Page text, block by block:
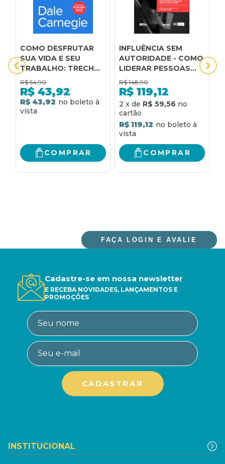
COMO DESFRUTAR
SUA VIDA E SEU
TRABALHO: TRECHOS
SELECIONADOS DE
COMO FAZER AMIGOS
E INFLUENCIAR
PESSOAS E COMO
R$ 54,90
R$ 43,92
R$ 43,92
COMPRAR
INFLUÊNCIA SEM
AUTORIDADE - COMO
LIDERAR PESSOAS
QUE NÃO SE
REPORTAM A VOCÊ -
COMO CONSTRUIR
RELACIONAMENTOS
EFETIVOS E CRIAR
ALIADOS. COMO
INFLUENCIAR CHEFES,
CLIENTES E OUTROS
PARCEIROS
R$ 148,90
R$ 119,12
2 x de R$ 59,56
R$ 119,12
COMPRAR
FAÇA LOGIN E AVALIE
Cadastre-se em nossa newsletter
E RECEBA NOVIDADES, LANÇAMENTOS E
PROMOÇÕES
INSTITUCIONAL